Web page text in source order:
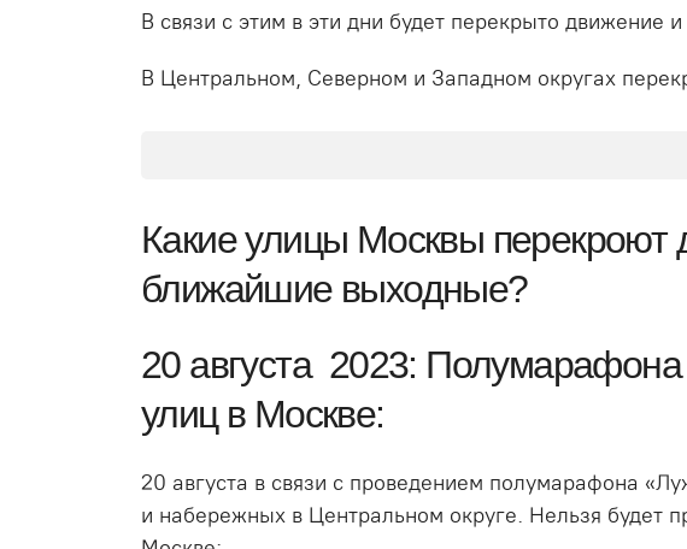
В связи с этим в эти дни будет перекрыто движение
В Центральном, Северном и Западном округах
Какие улицы Москвы перекроют
ближайшие выходные?
20 августа 2023:
улиц в Москве:
20 августа в связи с проведением полумарафона
и набережных в Центральном округе. Нельзя будет